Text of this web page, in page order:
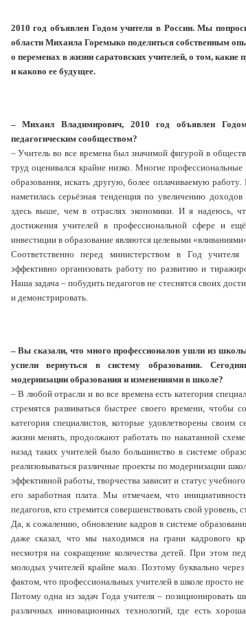
2010 год объявлен Годом учителя в России. Мы
области Михаила Горемыко поделиться собственным
о переменах в жизни саратовских учителей, о том,
и каково ее будущее.
– Михаил Владимирович, 2010 год объявлен
педагогическим сообществом?
– Учитель во все времена был значимой фигурой в
труд оценивался крайне низко. Многие
образования, искать другую, более оплачиваемую
наметилась серьёзная тенденция по увеличению
здесь выше, чем в отраслях экономики. И я надеюсь,
достижения учителей в профессиональной сфере и
инвестиции в образование являются целевыми
Соответственно перед министерством в Год
эффективно организовать работу по развитию и
Наша задача – побудить педагогов не стеснятся своих
и демонстрировать.
– Вы сказали, что много профессионалов ушли из
успели вернуться в систему образования.
модернизации образования и изменениями в школе?
– В любой отрасли и во все времена есть категория
стремятся развиваться быстрее своего времени, чтобы
категория специалистов, которые удовлетворены своим
жизни менять, продолжают работать по накатанной
назад таких учителей было большинство в системе
реализовываться различные проекты по модернизации
эффективной работы, творчества зависит и статус
его заработная плата. Мы отмечаем, что
педагогов, кто стремится совершенствовать свой уровень,
Да, к сожалению, обновление кадров в системе
даже сказал, что мы находимся на грани кадрового
несмотря на сокращение количества детей. При этом
молодых учителей крайне мало. Поэтому буквально
фактом, что профессиональных учителей в школе просто не
Потому одна из задач Года учителя – позиционировать
различных инновационных технологий, где есть